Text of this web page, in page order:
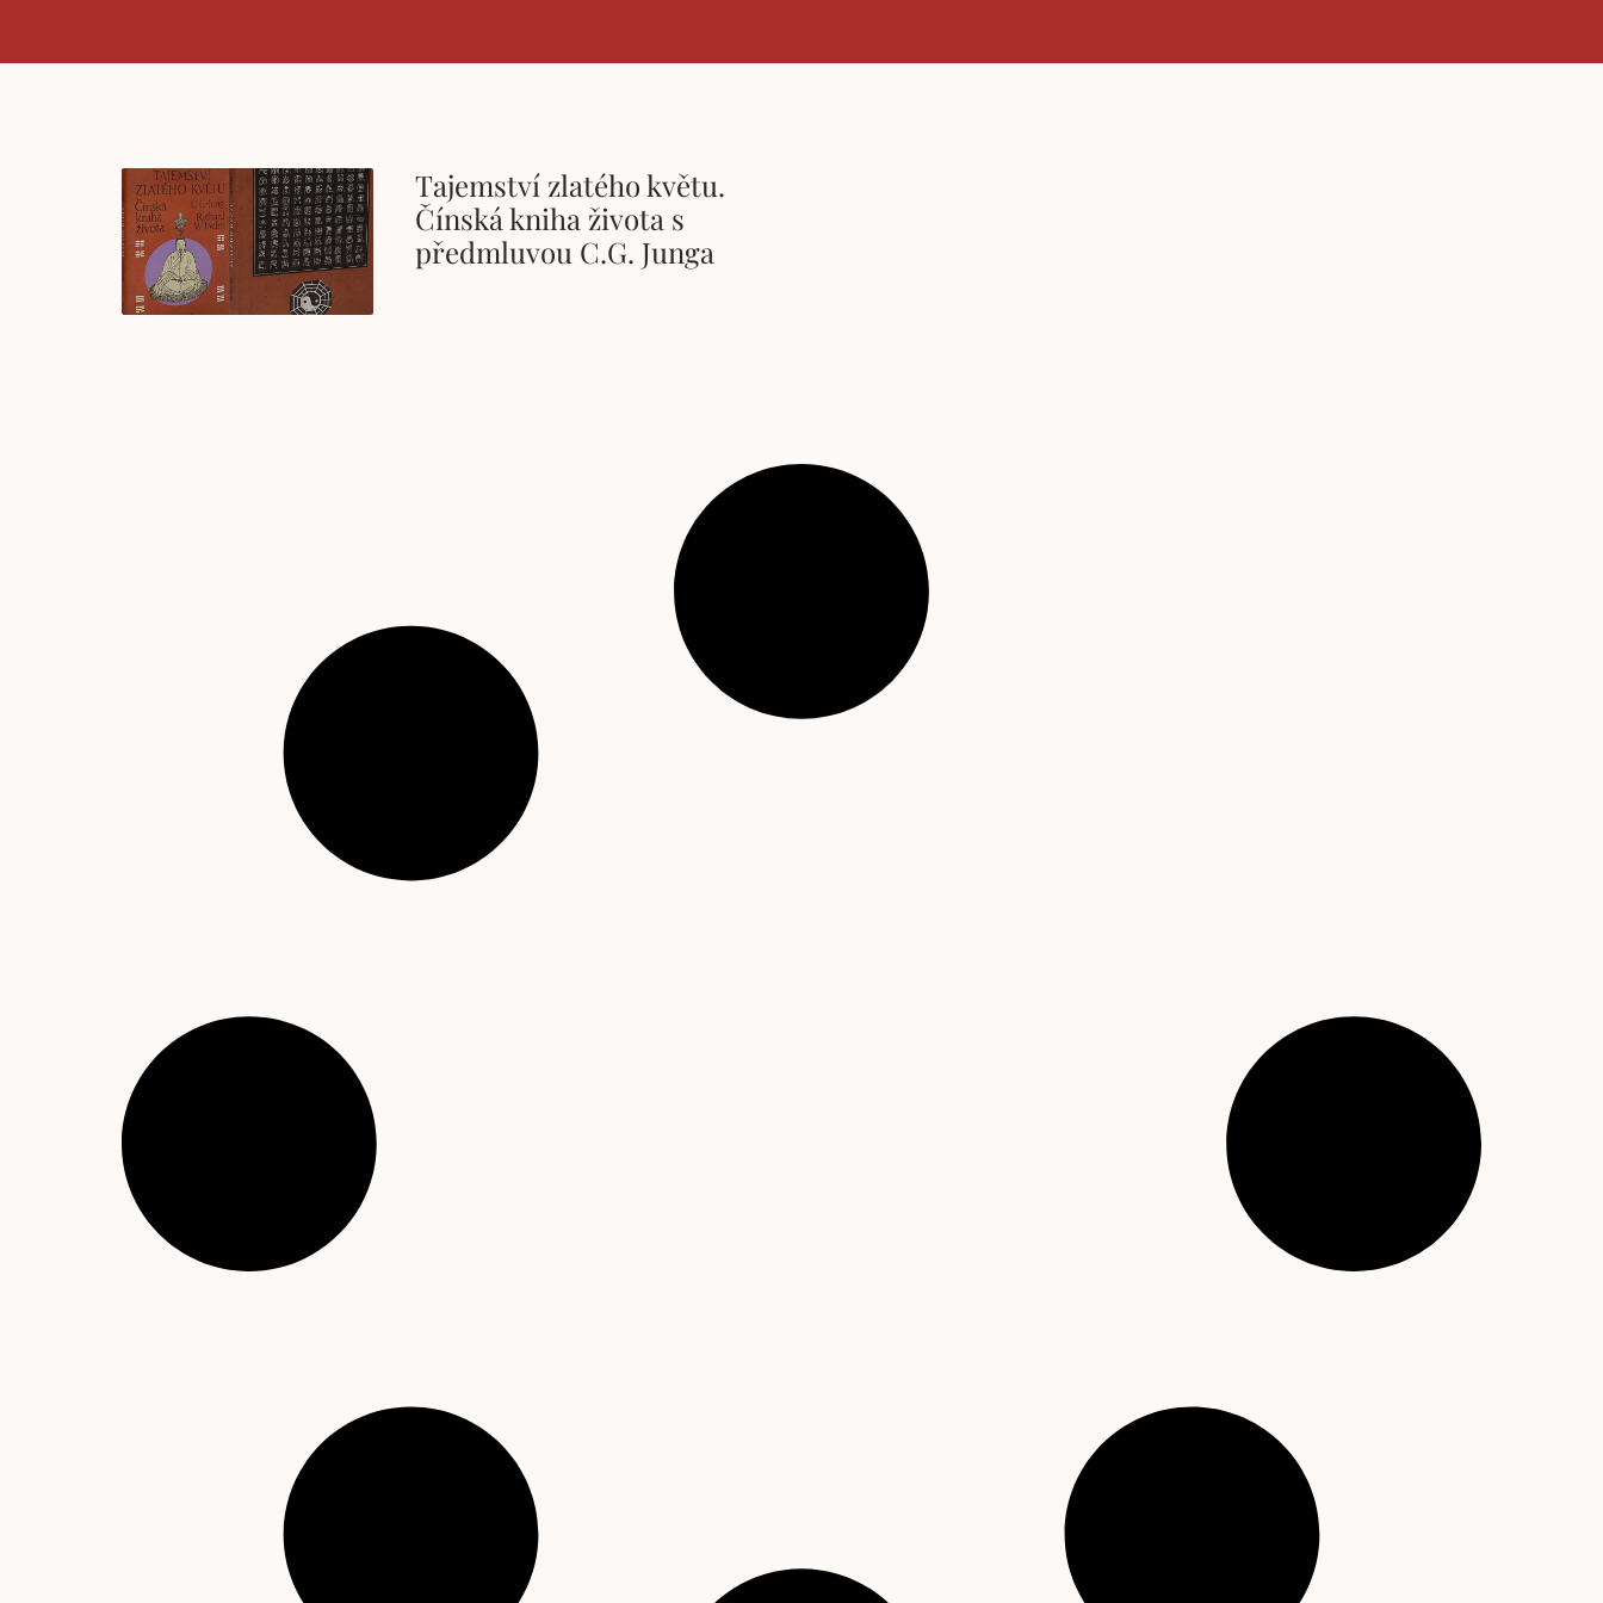
Tajemství zlatého květu.
Čínská kniha života s
předmluvou C.G. Junga